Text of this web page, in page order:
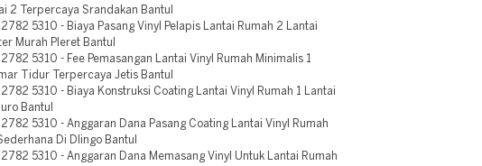
2 Terpercaya Srandakan Bantul
2782 5310 - Biaya Pasang Vinyl Pelapis Lantai Rumah 2 Lantai
Murah Pleret Bantul
2782 5310 - Fee Pemasangan Lantai Vinyl Rumah Minimalis 1
Tidur Terpercaya Jetis Bantul
2782 5310 - Biaya Konstruksi Coating Lantai Vinyl Rumah 1 Lantai
Bantul
2782 5310 - Anggaran Dana Pasang Coating Lantai Vinyl Rumah
Di Dlingo Bantul
2782 5310 - Anggaran Dana Memasang Vinyl Untuk Lantai Rumah